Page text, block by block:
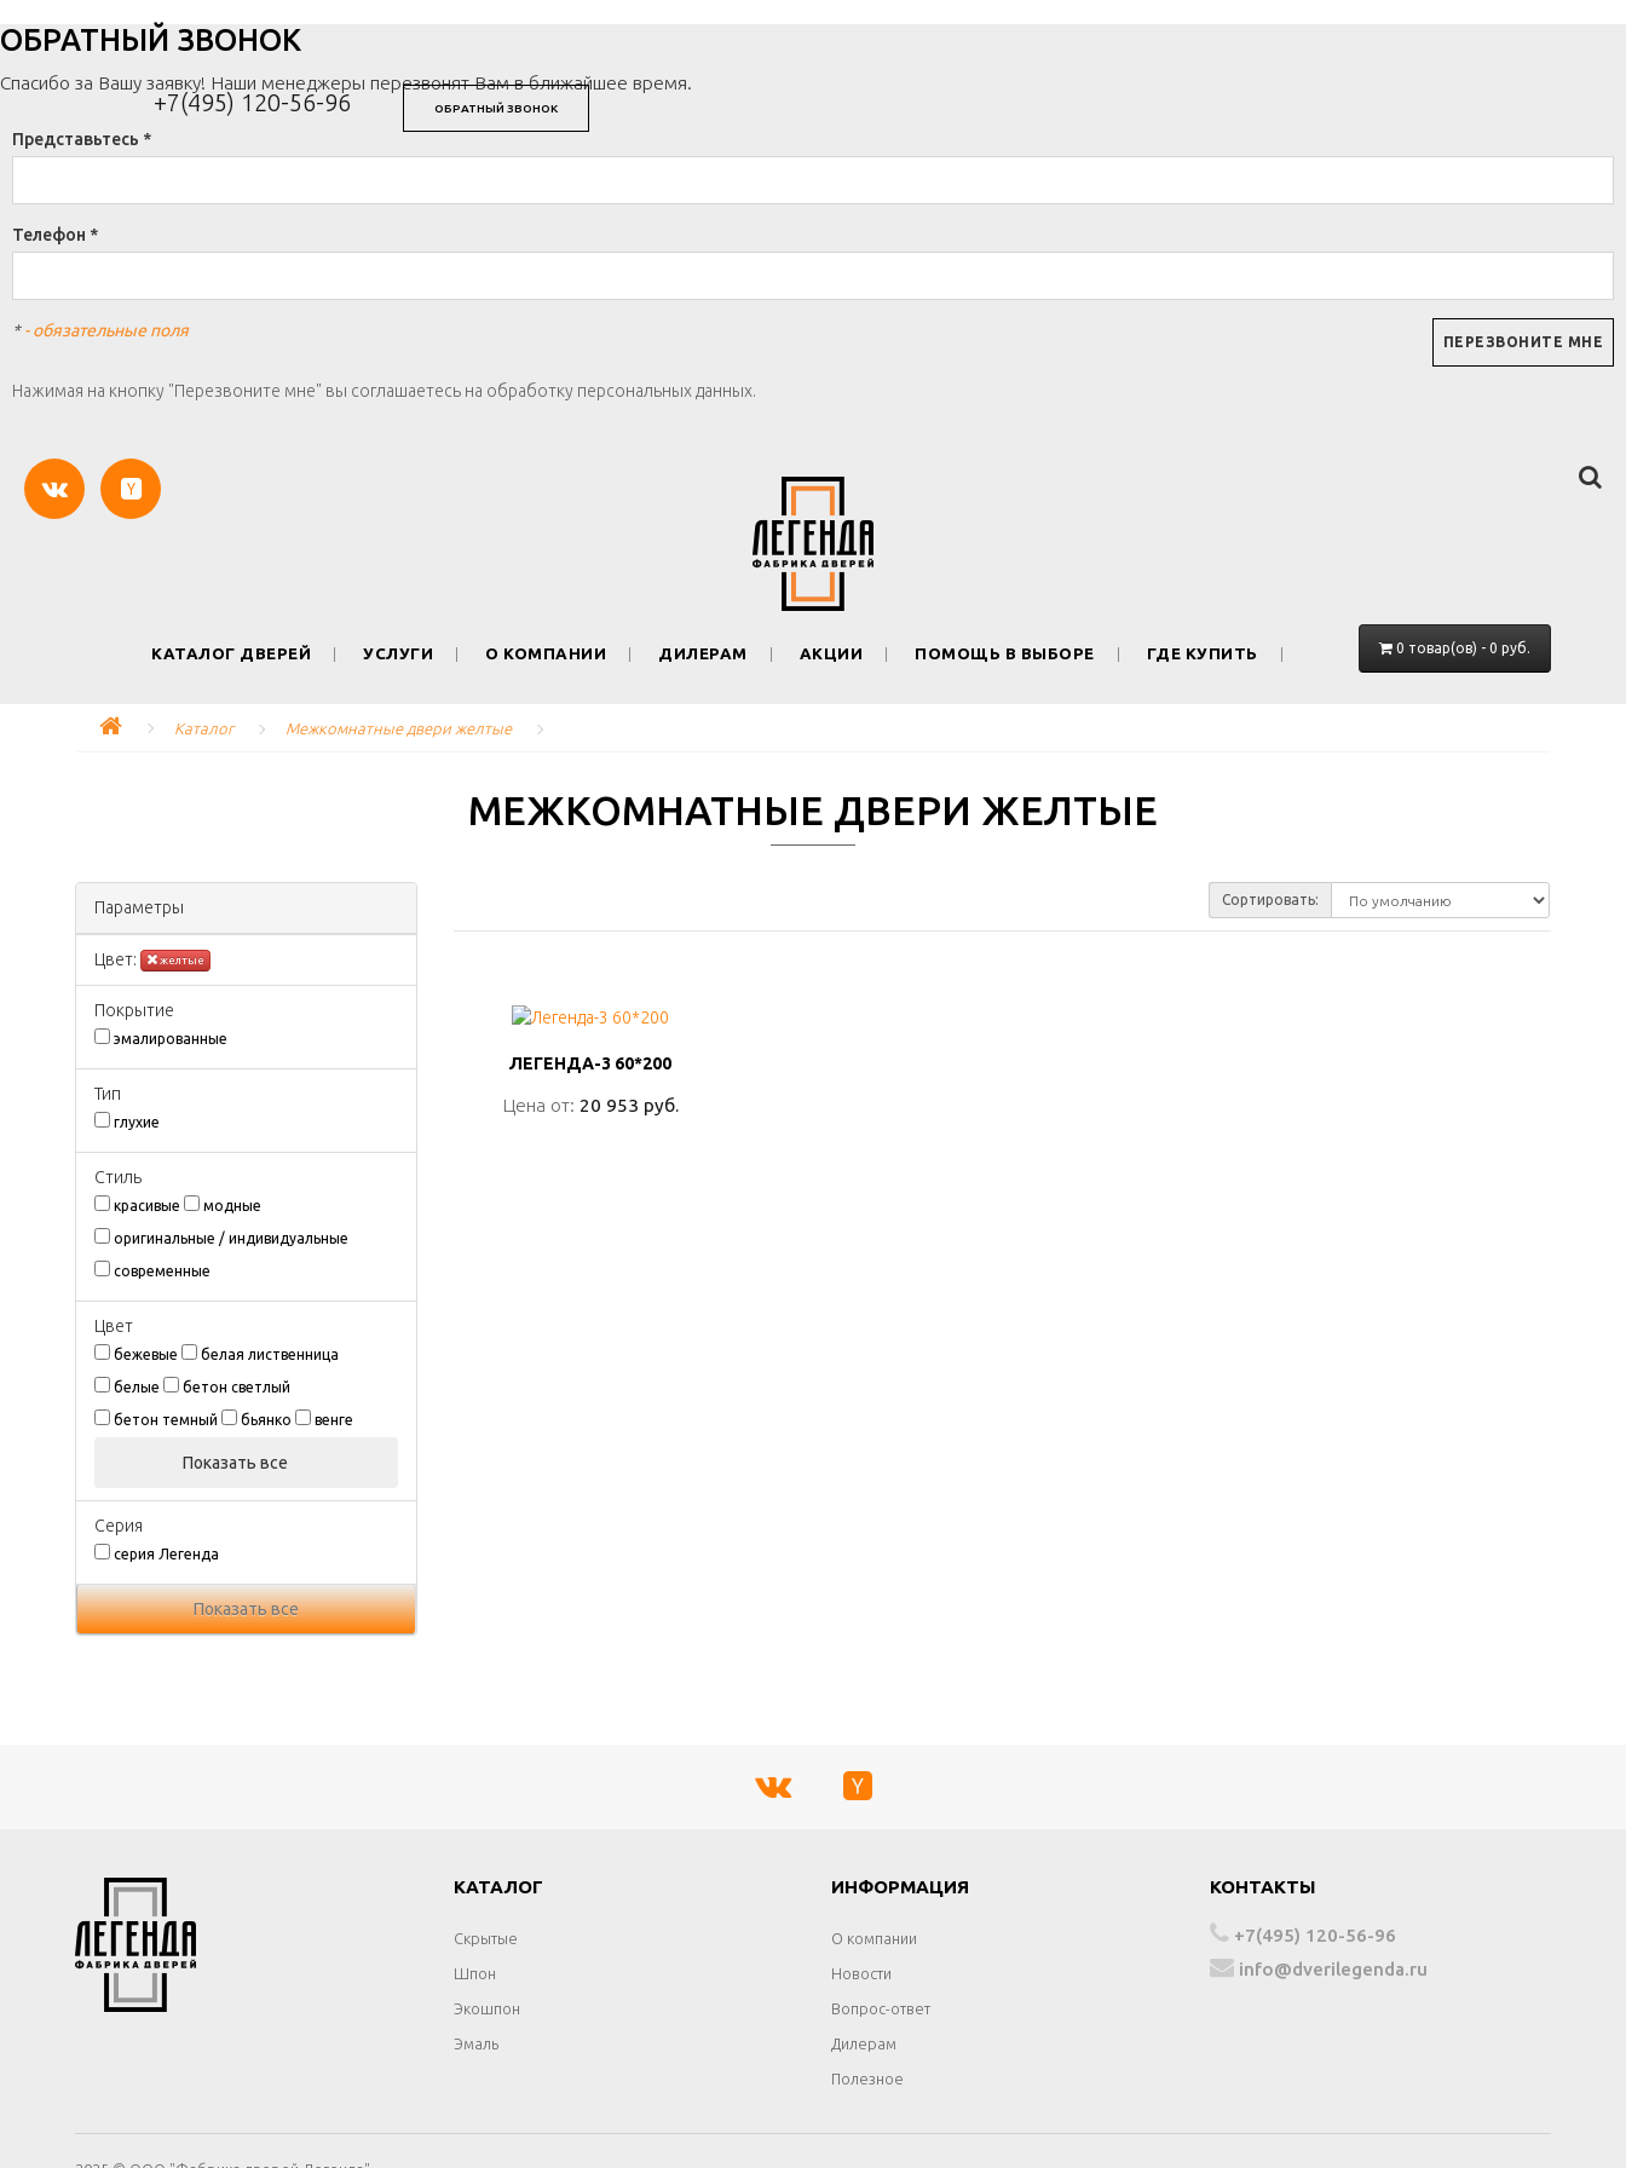
+7(495) 120-56-96 ОБРАТНЫЙ ЗВОНОК
ОБРАТНЫЙ ЗВОНОК
Спасибо за Вашу заявку! Наши менеджеры перезвонят Вам в ближайшее время.
Представьтесь *
Телефон *
*- обязательные поля
Нажимая на кнопку "Перезвоните мне" вы соглашаетесь на обработку персональных данных.
КАТАЛОГ ДВЕРЕЙ УСЛУГИ О КОМПАНИИ ДИЛЕРАМ АКЦИИ ПОМОЩЬ В ВЫБОРЕ ГДЕ КУПИТЬ 0 товар(ов) - 0 руб.
Каталог Межкомнатные двери желтые
МЕЖКОМНАТНЫЕ ДВЕРИ ЖЕЛТЫЕ
Параметры
Цвeт: желтые
Покрытиe
эмалированные
Тип
глухие
Стиль
красивые модные
оригинальные / индивидуальные
современные
Цвeт
бежевые белая лиственница
белые бетон светлый
бетон темный бьянко венге
Показать все
Серия
серия Легенда
Показать все
Сортировать:
ЛЕГЕНДА-3 60*200
Цена от: 20 953 руб.
ЛЕГЕНДА-3 60*200
Цена от: 20 953 руб.
КАТАЛОГ
Скрытые
Шпон
Экошпон
Эмаль
ИНФОРМАЦИЯ
О компании
Новости
Вопрос-ответ
Дилерам
Полезное
КОНТАКТЫ
+7(495) 120-56-96
info@dverilegenda.ru